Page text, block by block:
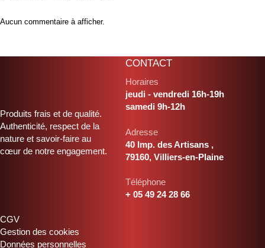
Aucun commentaire à afficher.
Produits frais et de qualité.
Authenticité, respect de la
nature et savoir-faire au
cœur de notre engagement.
CONTACT
Horaires
jeudi - vendredi 16h-19h
samedi 9h-12h
Adresse
40 Imp. des Artisans ,
79160, Villiers-en-Plaine
Téléphone
+ 05 49 24 28 66
CGV
Gestion des cookies
Données personnelles